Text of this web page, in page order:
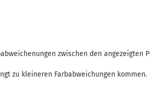
zwischen den
zu kleineren Farbabweichungen kommen.